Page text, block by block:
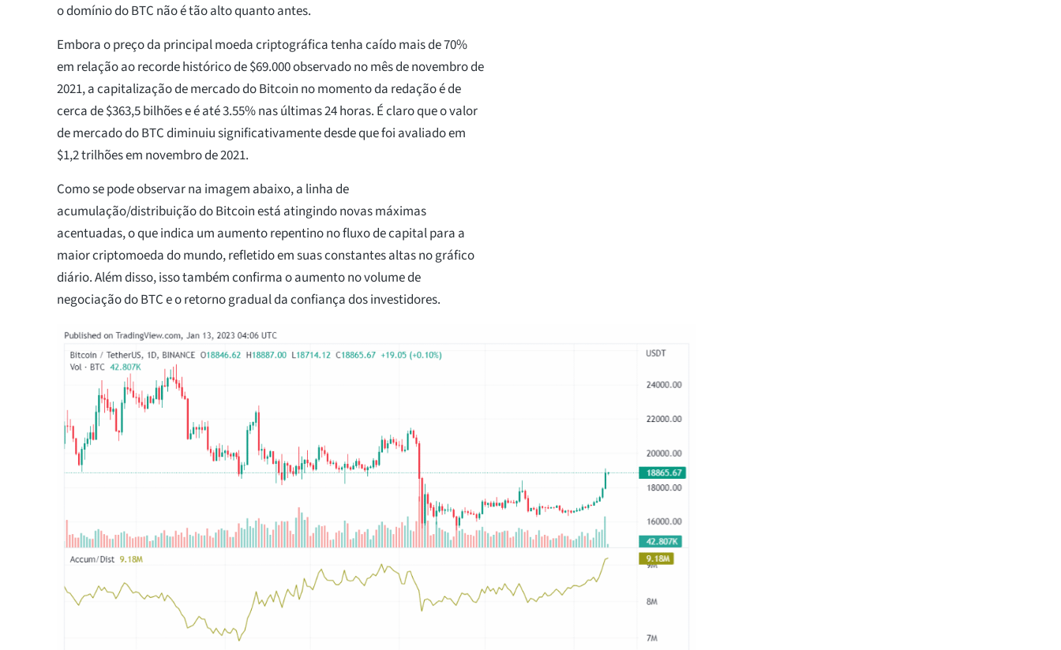
o domínio do BTC não é tão alto quanto antes.
Embora o preço da principal moeda criptográfica tenha caído mais de 70%
em relação ao recorde histórico de $69.000 observado no mês de novembro de
2021, a capitalização de mercado do Bitcoin no momento da redação é de
cerca de $363,5 bilhões e é até 3.55% nas últimas 24 horas. É claro que o valor
de mercado do BTC diminuiu significativamente desde que foi avaliado em
$1,2 trilhões em novembro de 2021.
Como se pode observar na imagem abaixo, a linha de
acumulação/distribuição do Bitcoin está atingindo novas máximas
acentuadas, o que indica um aumento repentino no fluxo de capital para a
maior criptomoeda do mundo, refletido em suas constantes altas no gráfico
diário. Além disso, isso também confirma o aumento no volume de
negociação do BTC e o retorno gradual da confiança dos investidores.